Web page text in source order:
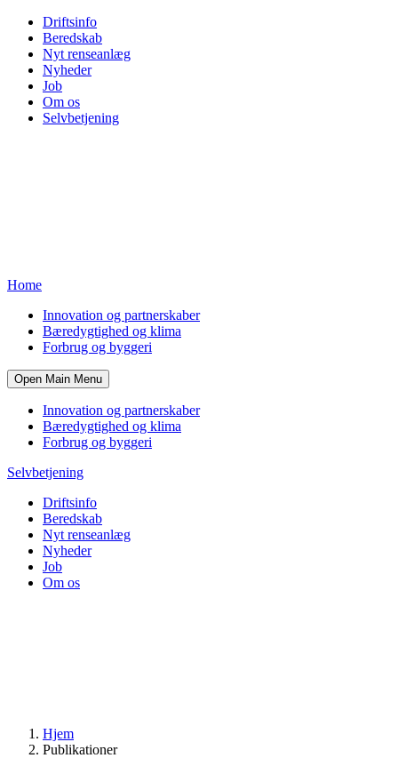
Driftsinfo
Beredskab
Nyt renseanlæg
Nyheder
Job
Om os
Selvbetjening
Home
Innovation og partnerskaber
Bæredygtighed og klima
Forbrug og byggeri
Open Main Menu
Innovation og partnerskaber
Bæredygtighed og klima
Forbrug og byggeri
Selvbetjening
Driftsinfo
Beredskab
Nyt renseanlæg
Nyheder
Job
Om os
Hjem
Publikationer